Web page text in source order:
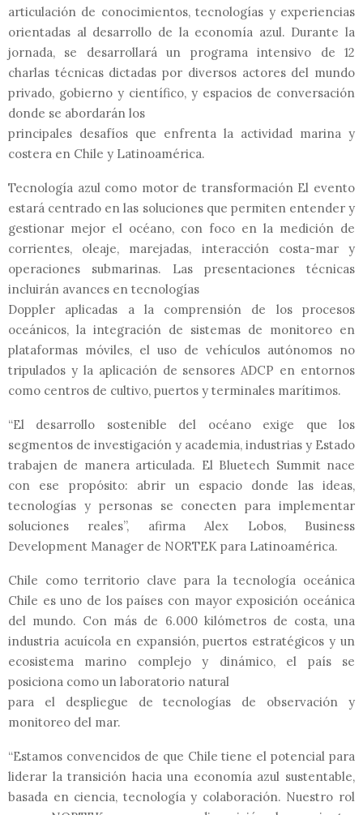
articulación de conocimientos, tecnologías y experiencias
orientadas al desarrollo de la economía azul. Durante la
jornada, se desarrollará un programa intensivo de 12
charlas técnicas dictadas por diversos actores del mundo
privado, gobierno y científico, y espacios de conversación
donde se abordarán los
principales desafíos que enfrenta la actividad marina y
costera en Chile y Latinoamérica.
Tecnología azul como motor de transformación El evento
estará centrado en las soluciones que permiten entender y
gestionar mejor el océano, con foco en la medición de
corrientes, oleaje, marejadas, interacción costa-mar y
operaciones submarinas. Las presentaciones técnicas
incluirán avances en tecnologías
Doppler aplicadas a la comprensión de los procesos
oceánicos, la integración de sistemas de monitoreo en
plataformas móviles, el uso de vehículos autónomos no
tripulados y la aplicación de sensores ADCP en entornos
como centros de cultivo, puertos y terminales marítimos.
“El desarrollo sostenible del océano exige que los
segmentos de investigación y academia, industrias y Estado
trabajen de manera articulada. El Bluetech Summit nace
con ese propósito: abrir un espacio donde las ideas,
tecnologías y personas se conecten para implementar
soluciones reales”, afirma Alex Lobos, Business
Development Manager de NORTEK para Latinoamérica.
Chile como territorio clave para la tecnología oceánica
Chile es uno de los países con mayor exposición oceánica
del mundo. Con más de 6.000 kilómetros de costa, una
industria acuícola en expansión, puertos estratégicos y un
ecosistema marino complejo y dinámico, el país se
posiciona como un laboratorio natural
para el despliegue de tecnologías de observación y
monitoreo del mar.
“Estamos convencidos de que Chile tiene el potencial para
liderar la transición hacia una economía azul sustentable,
basada en ciencia, tecnología y colaboración. Nuestro rol